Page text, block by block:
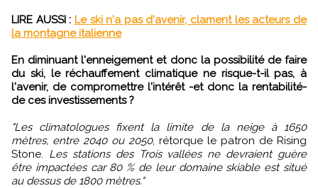
LIRE AUSSI : Le ski n'a pas d'avenir, clament les acteurs de
la montagne italienne
En diminuant l'enneigement et donc la possibilité de faire
du ski, le réchauffement climatique ne risque-t-il pas, à
l'avenir, de compromettre l'intérêt -et donc la rentabilité-
de ces investissements ?
"Les climatologues fixent la limite de la neige à 1650
mètres, entre 2040 ou 2050, rétorque le patron de Rising
Stone. Les stations des Trois vallées ne devraient guère
être impactées car 80 % de leur domaine skiable est situé
au dessus de 1800 mètres."